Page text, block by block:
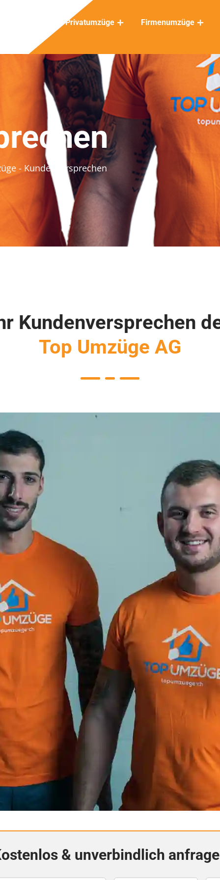
Privatumzüge Firmenumzüge
- Kundenversprechen
Kundenversprechen
Top Umzüge AG
& unverbindlich